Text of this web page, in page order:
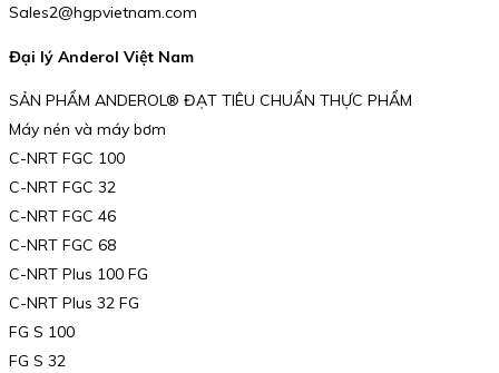
Sales2@hgpvietnam.com
Đại lý Anderol Việt Nam
SẢN PHẨM ANDEROL® ĐẠT TIÊU CHUẨN THỰC PHẨM
Máy nén và máy bơm
C-NRT FGC 100
C-NRT FGC 32
C-NRT FGC 46
C-NRT FGC 68
C-NRT Plus 100 FG
C-NRT Plus 32 FG
FG S 100
FG S 32